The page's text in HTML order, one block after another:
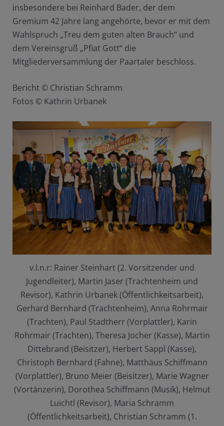
insbesondere bei Reinhard Bader, der dem
Gremium 42 Jahre lang angehörte, bevor er mit dem
Wahlspruch „Treu dem guten alten Brauch“ und
dem Vereinsgruß „Pfiat Gott“ die
Mitgliederversammlung der Paartaler beschloss.
Bericht © Christian Schramm
Fotos © Kathrin Urbanek
v.l.n.r: Rainer Steinhart (2. Vorsitzender und
Jugendleiter), Martin Jaser (Trachtenheim und
Revisor), Kathrin Urbanek (Öffentlichkeitsarbeit),
Gerhard Bernhard (Trachtenheim), Anna Rohrmair
(Trachten), Paul Stadtherr (Vorplattler), Karin
Rohrmair (Trachten), Theresa Jocher (Kasse), Martin
Dittebrand (Beisitzer), Herbert Sappl (Kasse),
Christoph Bernhard (Fahne), Matthäus Schiffmann
(Vorplattler), Bruno Meier (Beisitzer), Marie Wagner
(Vortänzerin), Dorothea Schiffmann (Musik), Helmut
Luichtl (Revisor), Maria Schramm
(Öffentlichkeitsarbeit), Christian Schramm (1.